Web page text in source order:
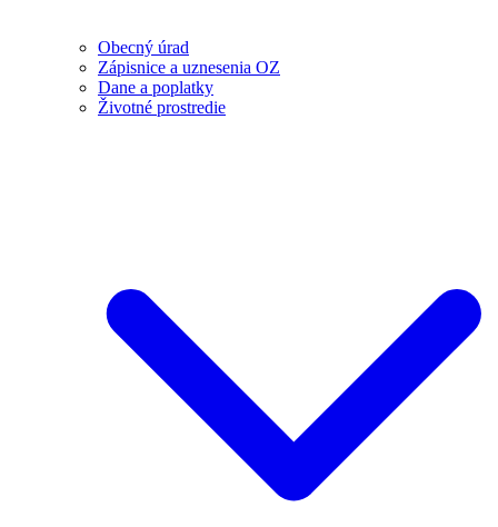
Obecný úrad
Zápisnice a uznesenia OZ
Dane a poplatky
Životné prostredie